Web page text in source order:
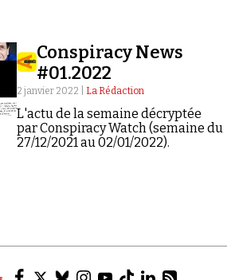
de presse
Conspiracy News
#01.2022
2 janvier 2022 | La Rédaction
L'actu de la semaine décryptée
par Conspiracy Watch (semaine du
27/12/2021 au 02/01/2022).